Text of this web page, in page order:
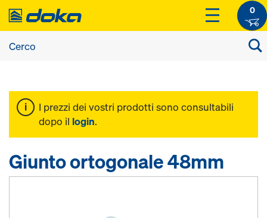
0
I prezzi dei vostri prodotti sono consultabili
dopo il login.
Giunto ortogonale 48mm